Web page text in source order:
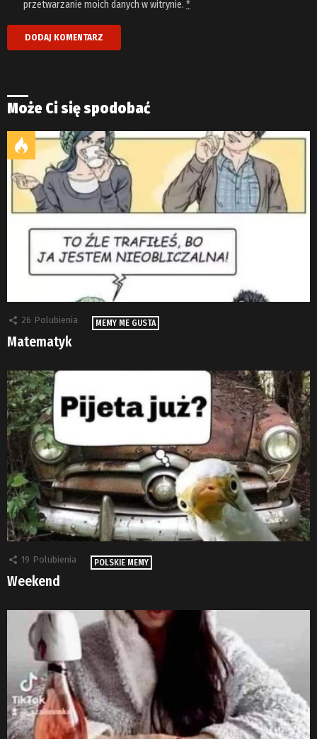
przetwarzanie moich danych w witrynie. *
Może Ci się spodobać
26 Polubienia MEMY ME GUSTA
Matematyk
19 Polubienia POLSKIE MEMY
Weekend